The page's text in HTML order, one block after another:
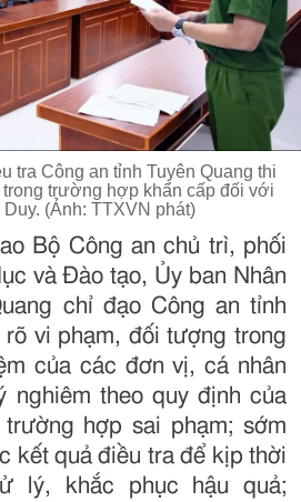
tra Công an tỉnh Tuyên Quang thi
trường hợp khẩn cấp đối với
(Ảnh: TTXVN phát)
Bộ Công an chủ trì, phối
và Đào tạo, Ủy ban Nhân
chỉ đạo Công an tỉnh
rõ vi phạm, đối tượng trong
của các đơn vị, cá nhân
nghiêm theo quy định của
hợp sai phạm; sớm
kết quả điều tra để kịp thời
lý, khắc phục hậu quả;